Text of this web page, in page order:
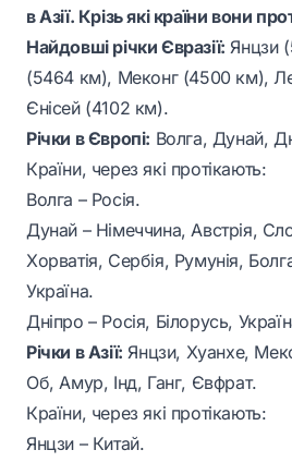
в Азії. Крізь які країни вони
Найдовші річки Євразії: Янцзи
(5464 км), Меконг (4500 км),
Єнісей (4102 км).
Річки в Європі: Волга, Дунай,
Країни, через які протікають:
Волга – Росія.
Дунай – Німеччина, Австрія,
Хорватія, Сербія, Румунія,
Україна.
Дніпро – Росія, Білорусь,
Річки в Азії: Янцзи, Хуанхе,
Об, Амур, Інд, Ганг, Євфрат.
Країни, через які протікають:
Янцзи – Китай.